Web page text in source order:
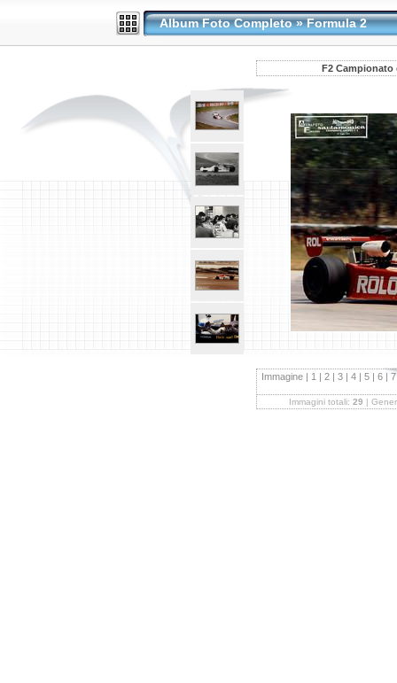
Album Foto Completo»Formula 2
F2 Campionato
Immagine | 1 | 2 | 3 | 4 | 5 | 6 |
Immagini totali: 29 |